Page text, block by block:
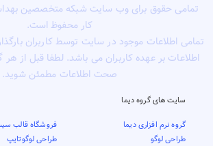
تمامی حقوق برای وب سایت شبکه متخصصین
کار محفوظ است.
تمامی اطلاعات موجود در سایت توسط کاربران
اطلاعات بر عهده کاربران می باشد. لطفا قبل از هر
صحت اطلاعات مطمئن شوید.
سایت های گروه دیما
گروه نرم افزاری دیما
فروشگاه قالب
طراحی لوگو
طراحی لوگوتایپ